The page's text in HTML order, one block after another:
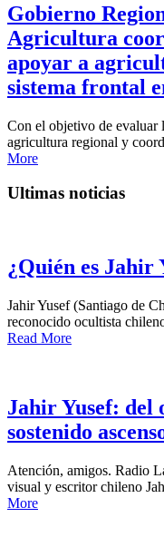
Gobierno
Agricultura
apoyar a
sistema frontal
Con el objetivo de evaluar
agricultura regional y
More
Ultimas noticias
¿Quién es Jahir
Jahir Yusef (Santiago de
reconocido ocultista
Read More
Jahir Yusef: del
sostenido
Atención, amigos. Radio
visual y escritor chileno
More